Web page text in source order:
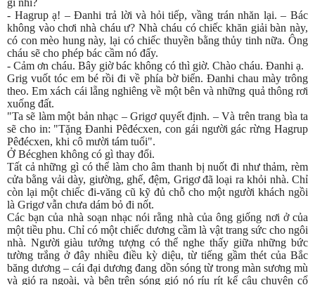
gì nhỉ?
- Hagrup ạ! – Đanhi trả lời và hỏi tiếp, vầng trán nhăn lại. – Bác
không vào chơi nhà cháu ư? Nhà cháu có chiếc khăn giải bàn này,
có con mèo hung này, lại có chiếc thuyền bằng thủy tinh nữa. Ông
cháu sẽ cho phép bác cầm nó đấy.
- Cảm ơn cháu. Bây giờ bác không có thì giờ. Chào cháu. Đanhi ạ.
Grig vuốt tóc em bé rồi đi về phía bờ biển. Đanhi chau mày trông
theo. Em xách cái lẵng nghiêng về một bên và những quả thông rơi
xuống đất.
"Ta sẽ làm một bản nhạc – Grigơ quyết định. – Và trên trang bìa ta
sẽ cho in: "Tặng Đanhi Pêđécxen, con gái người gác rừng Hagrup
Pêđécxen, khi cô mười tám tuổi".
Ở Bécghen không có gì thay đổi.
Tất cả những gì có thể làm cho âm thanh bị nuốt đi như thảm, rèm
cửa bằng vải dày, giường, ghế, đệm, Grigơ đã loại ra khỏi nhà. Chỉ
còn lại một chiếc đi-văng cũ kỹ đủ chỗ cho một người khách ngồi
là Grigơ vẫn chưa dám bỏ đi nốt.
Các bạn của nhà soạn nhạc nói rằng nhà của ông giống nơi ở của
một tiều phu. Chỉ có một chiếc dương cầm là vật trang sức cho ngôi
nhà. Người giàu tưởng tượng có thể nghe thấy giữa những bức
tường trắng ở đây nhiều điều kỳ diệu, từ tiếng gầm thét của Bắc
băng dương – cái đại dương đang dồn sóng từ trong màn sương mù
và gió ra ngoài, và bên trên sóng gió nó ríu rít kể câu chuyện cổ